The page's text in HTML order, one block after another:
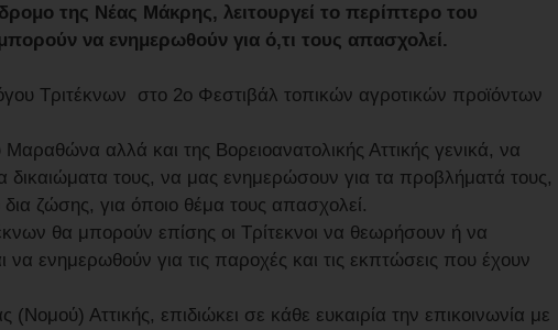
της Νέας Μάκρης, λειτουργεί το περίπτερο του
να ενημερωθούν για ό,τι τους απασχολεί.
Τριτέκνων στο 2ο Φεστιβάλ τοπικών αγροτικών προϊόντων
Μαραθώνα αλλά και της Βορειοανατολικής Αττικής γενικά, να
τους, να μας ενημερώσουν για τα προβλήματά τους,
ζώσης, για όποιο θέμα τους απασχολεί.
θα μπορούν επίσης οι Τρίτεκνοι να θεωρήσουν ή να
ενημερωθούν για τις παροχές και τις εκπτώσεις που έχουν
Αττικής, επιδιώκει σε κάθε ευκαιρία την επικοινωνία με